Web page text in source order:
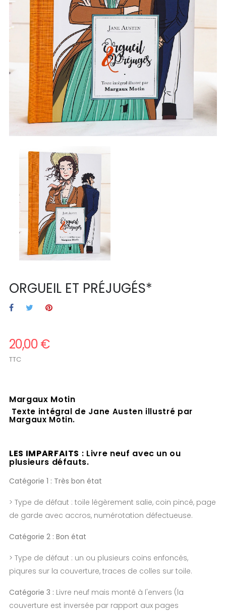
ORGUEIL ET PRÉJUGÉS*
20,00 €
TTC
Margaux Motin
Texte intégral de Jane Austen illustré par
Margaux Motin.
LES IMPARFAITS : Livre neuf avec un ou
plusieurs défauts.
Catégorie 1 : Très bon état
> Type de défaut : toile légèrement salie, coin pincé, page
de garde avec accros, numérotation défectueuse.
Catégorie 2 : Bon état
> Type de défaut : un ou plusieurs coins enfoncés,
piqures sur la couverture, traces de colles sur toile.
Catégorie 3 : Livre neuf mais monté à l'envers (la
couverture est inversée par rapport aux pages